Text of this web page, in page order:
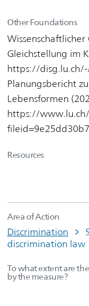
Other Foundations
Gleichstellung im
https://
Planungsbericht
Lebensformen
https://
Resources
Area of Action
Discrimination
discrimination law
To what extent are
by the measure?